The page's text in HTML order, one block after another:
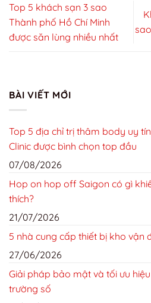
Top 5 khách sạn 3 sao
Thành phố Hồ Chí Minh
được săn lùng nhiều nhất
BÀI VIẾT MỚI
Top 5 địa chỉ trị thâm body uy
Clinic được bình chọn top đầu
07/08/2026
Hop on hop off Saigon có gì
thích?
21/07/2026
5 nhà cung cấp thiết bị kho vận
27/06/2026
Giải pháp bảo mật và tối ưu
trường số